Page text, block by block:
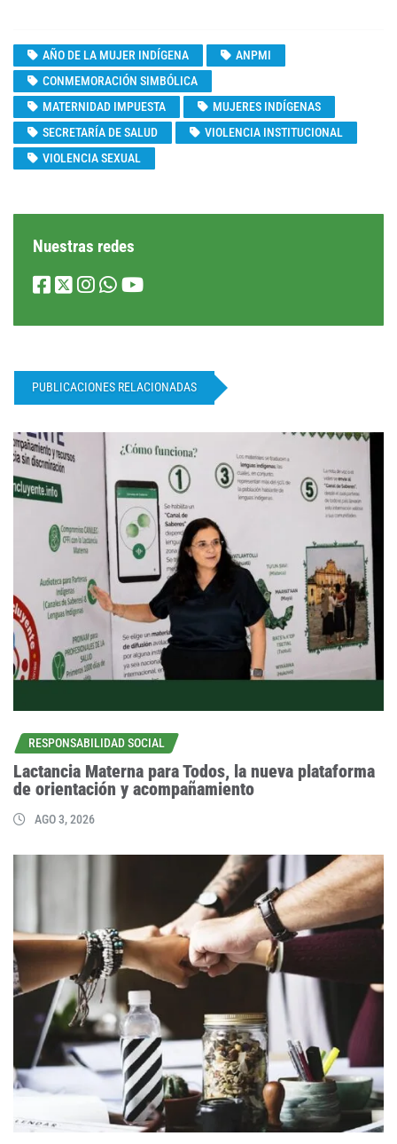
AÑO DE LA MUJER INDÍGENA
ANPMI
CONMEMORACIÓN SIMBÓLICA
MATERNIDAD IMPUESTA
MUJERES INDÍGENAS
SECRETARÍA DE SALUD
VIOLENCIA INSTITUCIONAL
VIOLENCIA SEXUAL
Nuestras redes
PUBLICACIONES RELACIONADAS
RESPONSABILIDAD SOCIAL
Lactancia Materna para Todos, la nueva plataforma
de orientación y acompañamiento
AGO 3, 2026